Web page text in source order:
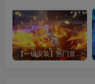
【一键安装】热门冒险策略类游戏崩坏：星穹铁道全新2.3版本一键端+一键代理+一键启动+免虚拟机